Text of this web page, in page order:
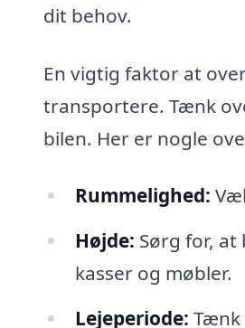
dit behov.
En vigtig faktor at
transportere. Tænk
bilen. Her er nogle
Rummelighed:
Højde: Sørg for,
kasser og møbler.
Lejeperiode: Tænk